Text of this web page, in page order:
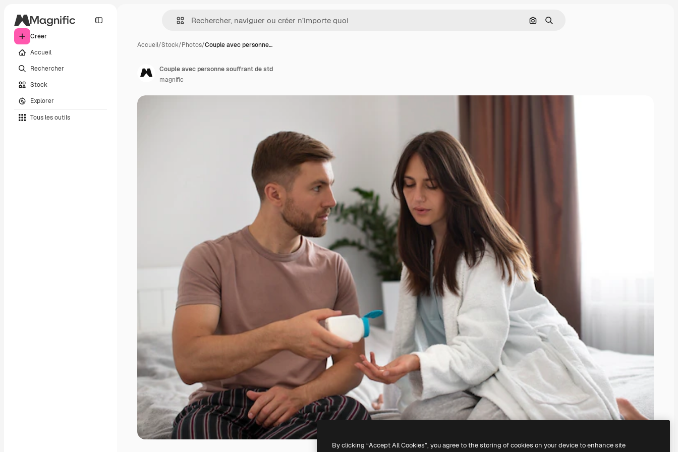
Créer
Accueil
Rechercher
Stock
Explorer
Tous les outils
Rechercher par image
Rechercher
Accueil/Stock/Photos/Couple avec personne…
Couple avec personne souffrant de std
magnific
By clicking “Accept All Cookies”, you agree to the storing of cookies on your device to enhance site